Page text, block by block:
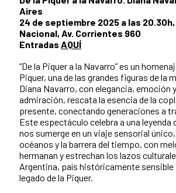
Aires
24 de septiembre 2025 a las
Nacional, Av. Corrientes 960
Entradas AQUÍ
“De la Piquer a la Navarro” es un
Piquer, una de las grandes figuras de la
Diana Navarro, con elegancia, emoción
admiración, rescata la esencia de la
presente, conectando generaciones a
Este espectáculo celebra a una leyenda
nos sumerge en un viaje sensorial
océanos y la barrera del tiempo, con
hermanan y estrechan los lazos
Argentina, país históricamente sensible
legado de la Piquer.